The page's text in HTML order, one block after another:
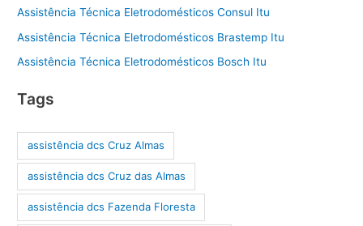
Assistência Técnica Eletrodomésticos Consul Itu
Assistência Técnica Eletrodomésticos Brastemp Itu
Assistência Técnica Eletrodomésticos Bosch Itu
Tags
assistência dcs Cruz Almas
assistência dcs Cruz das Almas
assistência dcs Fazenda Floresta